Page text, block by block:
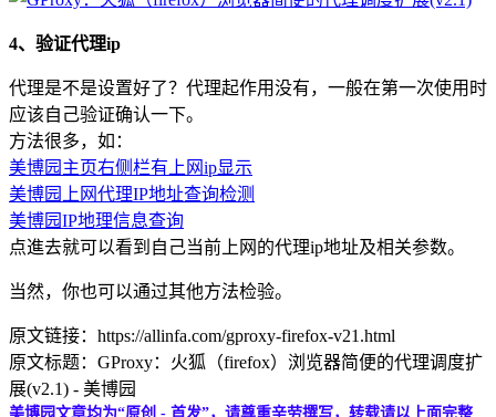
4、验证代理ip
代理是不是设置好了？代理起作用没有，一般在第一次使用时
应该自己验证确认一下。
方法很多，如：
美博园主页右侧栏有上网ip显示
美博园上网代理IP地址查询检测
美博园IP地理信息查询
点進去就可以看到自己当前上网的代理ip地址及相关参数。
当然，你也可以通过其他方法检验。
原文链接：https://allinfa.com/gproxy-firefox-v21.html
原文标题：GProxy：火狐（firefox）浏览器简便的代理调度扩
展(v2.1) - 美博园
美博园文章均为“原创 - 首发”，请尊重辛劳撰写，转载请以上面完整